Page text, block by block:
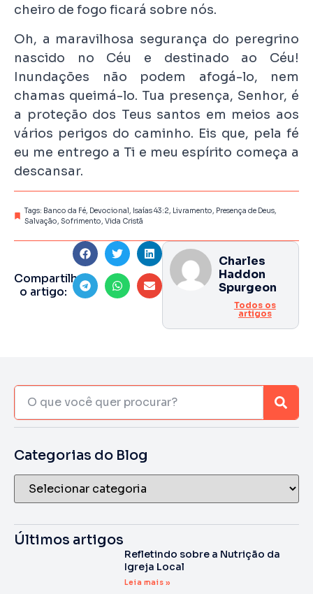
cheiro de fogo ficará sobre nós.
Oh, a maravilhosa segurança do peregrino
nascido no Céu e destinado ao Céu!
Inundações não podem afogá-lo, nem
chamas queimá-lo. Tua presença, Senhor, é
a proteção dos Teus santos em meios aos
vários perigos do caminho. Eis que, pela fé
eu me entrego a Ti e meu espírito começa a
descansar.
Tags: Banco da Fé, Devocional, Isaías 43:2, Livramento, Presença de Deus,
Salvação, Sofrimento, Vida Cristã
Compartilhe
o artigo:
Charles
Haddon
Spurgeon
Todos os
artigos
Categorias do Blog
Últimos artigos
Refletindo sobre a Nutrição da
Igreja Local
Leia mais »